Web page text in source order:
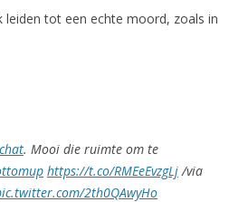
leiden tot een echte moord, zoals in
. Mooi die ruimte om te
https://t.co/RMEeEvzgLj/via
2th0QAwyHo